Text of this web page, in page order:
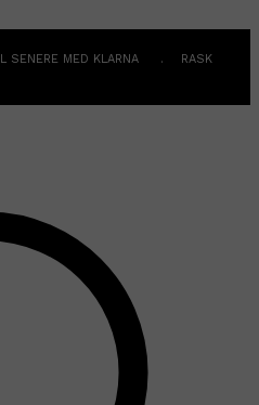
SENERE MED KLARNA . RASK